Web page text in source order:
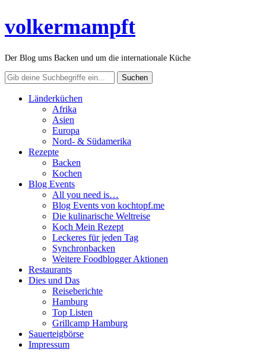
volkermampft
Der Blog ums Backen und um die internationale Küche
Länderküchen
Afrika
Asien
Europa
Nord- & Südamerika
Rezepte
Backen
Kochen
Blog Events
All you need is…
Blog Events von kochtopf.me
Die kulinarische Weltreise
Koch Mein Rezept
Leckeres für jeden Tag
Synchronbacken
Weitere Foodblogger Aktionen
Restaurants
Dies und Das
Reiseberichte
Hamburg
Top Listen
Grillcamp Hamburg
Sauerteigbörse
Impressum